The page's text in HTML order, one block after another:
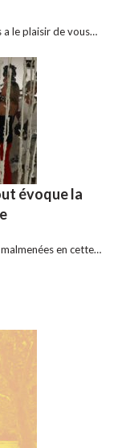
a le plaisir de vous…
évoque la
en cette…